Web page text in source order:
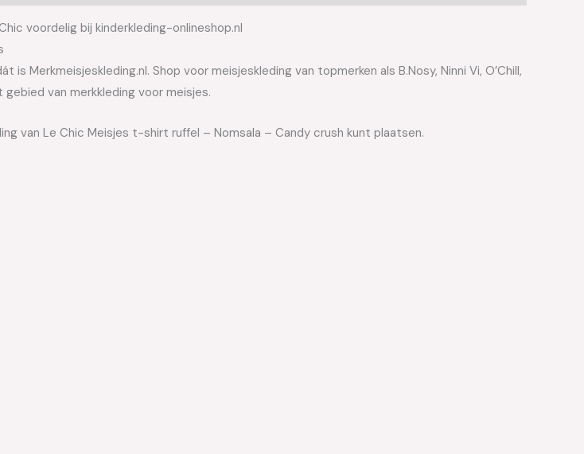
voordelig bij kinderkleding-onlineshop.nl
Merkmeisjeskleding.nl. Shop voor meisjeskleding van topmerken als B.Nosy, Ninni Vi, O’Chill,
van merkkleding voor meisjes.
van Le Chic Meisjes t-shirt ruffel – Nomsala – Candy crush kunt plaatsen.